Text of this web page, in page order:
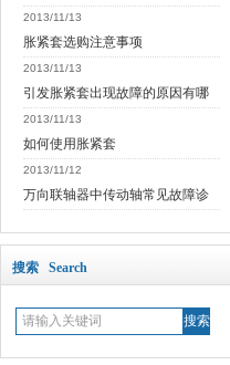
2013/11/13
胀紧套选购注意事项
2013/11/13
引发胀紧套出现故障的原因有哪
2013/11/13
如何使用胀紧套
2013/11/12
万向联轴器中传动轴常见故障诊
搜索 Search